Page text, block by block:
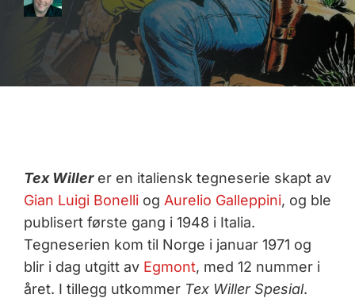
Tex Willerer en italiensk tegneserie skapt av
Gian Luigi Bonelliog Aurelio Galleppini, og ble
publisert første gang i 1948 i Italia.
Tegneserien kom til Norge i januar 1971 og
blir i dag utgitt av Egmont, med 12 nummer i
året. I tillegg utkommer Tex Willer Spesial.